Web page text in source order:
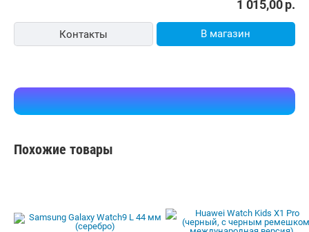
1 015,00р.
Контакты В магазин
Похожие товары